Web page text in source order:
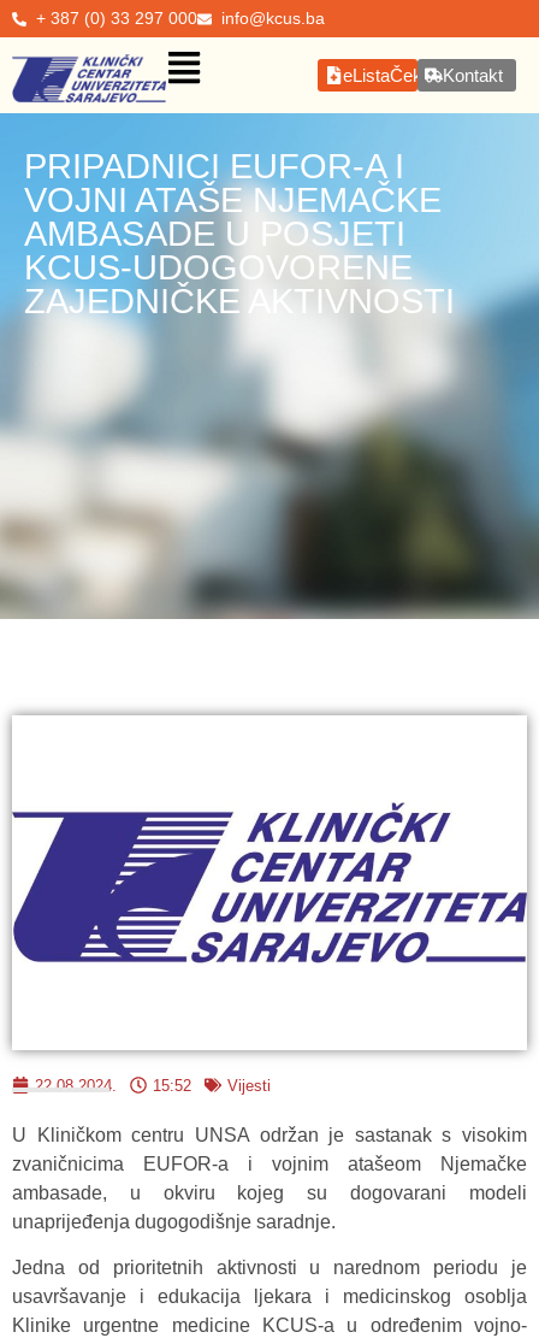
+ 387 (0) 33 297 000 info@kcus.ba
eListaČekanjaKontakt
PRIPADNICI EUFOR-A I
VOJNI ATAŠE NJEMAČKE
AMBASADE U POSJETI
KCUS-UDOGOVORENE
ZAJEDNIČKE AKTIVNOSTI
22.08.2024. 15:52 Vijesti
U Kliničkom centru UNSA održan je sastanak s visokim
zvaničnicima EUFOR-a i vojnim atašeom Njemačke
ambasade, u okviru kojeg su dogovarani modeli
unaprijeđenja dugogodišnje saradnje.
Jedna od prioritetnih aktivnosti u narednom periodu je
usavršavanje i edukacija ljekara i medicinskog osoblja
Klinike urgentne medicine KCUS-a u određenim vojno-